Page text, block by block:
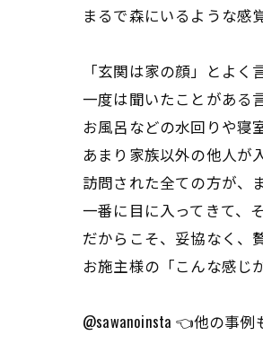
まるで森にいるような感
「玄関は家の顔」とよく
一度は聞いたことがある
お風呂などの水回りや寝
あまり家族以外の他人が
訪問された全ての方が、
一番に目に入ってきて、
だからこそ、妥協なく、
お施主様の「こんな感じ
@sawanoinsta 👈他の事例